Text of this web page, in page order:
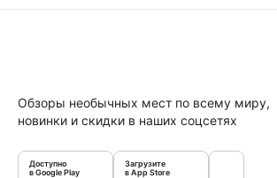
Обзоры необычных мест по всему миру,
новинки и скидки в наших соцсетях
Доступно
в Google Play
Загрузите
в App Store